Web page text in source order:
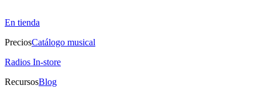
En tienda
PreciosCatálogo musical
Radios In-store
RecursosBlog